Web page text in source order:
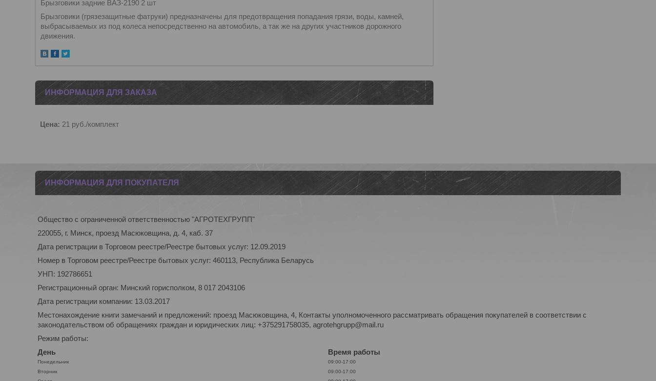
Брызговики задние ВАЗ-2190 2 шт
Брызговики (грязезащитные фатруки) предназначены для предотвращения попадания грязи, воды, камней,
выбрасываемых из под колеса непосредственно на автомобиль, а так же на других участников дорожного
движения.
ИНФОРМАЦИЯ ДЛЯ ЗАКАЗА
Цена: 21 руб./комплект
ИНФОРМАЦИЯ ДЛЯ ПОКУПАТЕЛЯ
Общество с ограниченной ответственностью "АГРОТЕХГРУПП"
220055, г. Минск, проезд Масюковщина, д. 4, каб. 37
Дата регистрации в Торговом реестре/Реестре бытовых услуг: 12.09.2019
Номер в Торговом реестре/Реестре бытовых услуг: 460113, Республика Беларусь
УНП: 192786651
Регистрационный орган: Минский горисполком, 8 017 2043106
Дата регистрации компании: 13.03.2017
Местонахождение книги замечаний и предложений: проезд Масюковщина, 4, Контакты уполномоченного рассматривать обращения покупателей в соответствии с
законодательством об обращениях граждан и юридических лиц: +375291758035, agrotehgrupp@mail.ru
Режим работы:
День
Время работы
Понедельник
09:00-17:00
Вторник
09:00-17:00